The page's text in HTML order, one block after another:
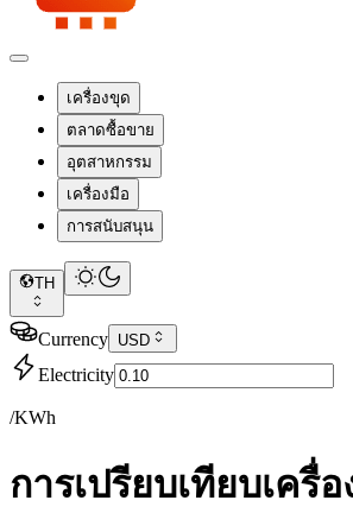
เครื่องขุด
ตลาดซื้อขาย
อุตสาหกรรม
เครื่องมือ
การสนับสนุน
TH
Currency USD
Electricity
/KWh
การเปรียบเทียบเครื่